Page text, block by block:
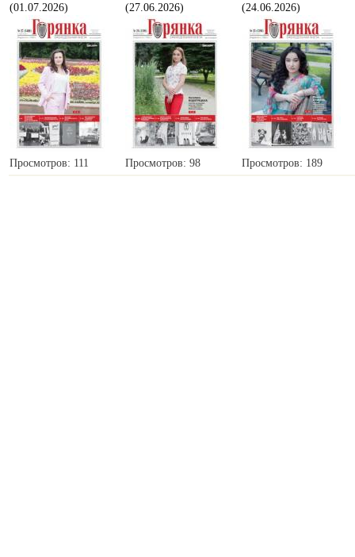
(01.07.2026)
Просмотров: 111
(27.06.2026)
Просмотров: 98
(24.06.2026)
Просмотров: 189